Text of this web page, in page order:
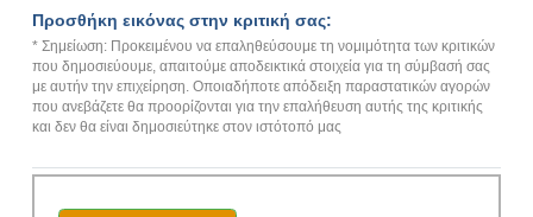
Προσθήκη εικόνας στην κριτική σας:
* Σημείωση: Προκειμένου να επαληθεύσουμε τη νομιμότητα των κριτικών
που δημοσιεύουμε, απαιτούμε αποδεικτικά στοιχεία για τη σύμβασή σας
με αυτήν την επιχείρηση. Οποιαδήποτε απόδειξη παραστατικών αγορών
που ανεβάζετε θα προορίζονται για την επαλήθευση αυτής της κριτικής
και δεν θα είναι δημοσιεύτηκε στον ιστότοπό μας